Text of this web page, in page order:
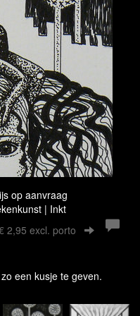
op aanvraag
| Inkt
2,95 excl. porto
een kusje te geven.